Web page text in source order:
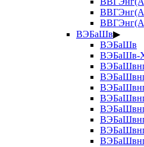
ВЭБаШв▶
ВЭБаШв
ВЭБаШв-